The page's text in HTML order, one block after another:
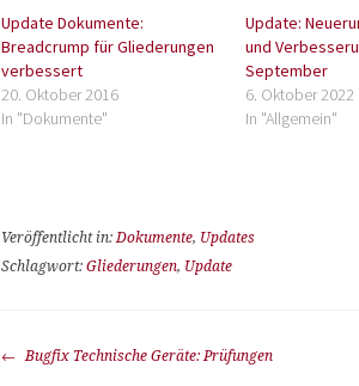
Update Dokumente:
Breadcrump für Gliederungen
verbessert
20. Oktober 2016
In "Dokumente"
Update:
und
September
6. Oktober 2022
In "Allgemein"
Veröffentlicht in:Dokumente, Updates
Schlagwort: Gliederungen, Update
Bugfix Technische Geräte: Prüfungen